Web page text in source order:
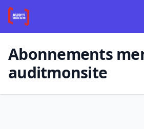
Aller au contenu principal
Abonnements
auditmonsite
Panneau de gestion des cookies